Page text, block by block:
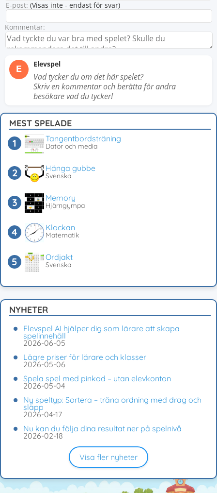
E-post: (Visas inte - endast för svar)
Kommentar:
E Elevspel
Vad tycker du om det här spelet?
Skriv en kommentar och berätta för andra
besökare vad du tycker!
MEST SPELADE
Tangentbordsträning
Dator och media
Hänga gubbe
Svenska
Memory
Hjärngympa
Klockan
Matematik
Ordjakt
Svenska
NYHETER
Elevspel AI hjälper dig som lärare att skapa
spelinnehåll
2026-06-05
Lägre priser för lärare och klasser
2026-05-06
Spela spel med pinkod – utan elevkonton
2026-05-04
Ny speltyp: Sortera – träna ordning med drag och
släpp
2026-04-17
Nu kan du följa dina resultat ner på spelnivå
2026-02-18
Visa fler nyheter